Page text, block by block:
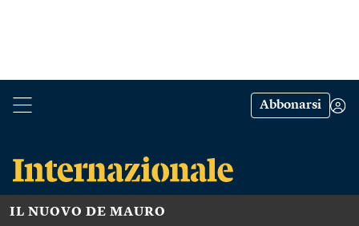
Abbonarsi
IL NUOVO DE MAURO